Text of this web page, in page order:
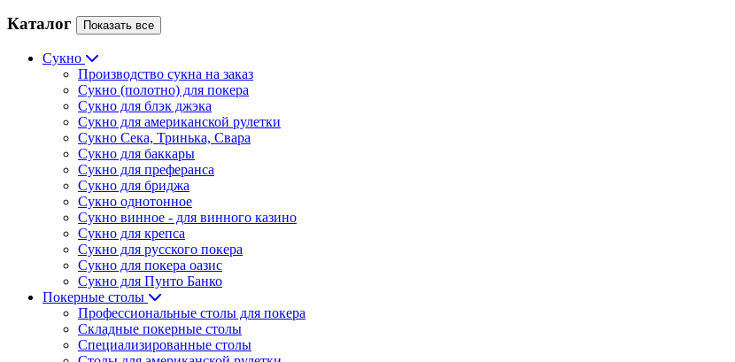
Каталог Показать все
Сукно
Производство сукна на заказ
Сукно (полотно) для покера
Сукно для блэк джэка
Сукно для американской рулетки
Сукно Сека, Тринька, Свара
Сукно для баккары
Сукно для преферанса
Сукно для бриджа
Сукно однотонное
Сукно винное - для винного казино
Сукно для крепса
Сукно для русского покера
Сукно для покера оазис
Сукно для Пунто Банко
Покерные столы
Профессиональные столы для покера
Складные покерные столы
Специализированные столы